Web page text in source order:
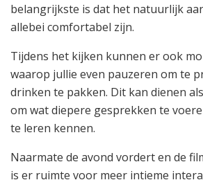
belangrijkste is dat het natuurlijk
allebei comfortabel zijn.
Tijdens het kijken kunnen er ook
waarop jullie even pauzeren om te
drinken te pakken. Dit kan dienen
om wat diepere gesprekken te
te leren kennen.
Naarmate de avond vordert en de
is er ruimte voor meer intieme